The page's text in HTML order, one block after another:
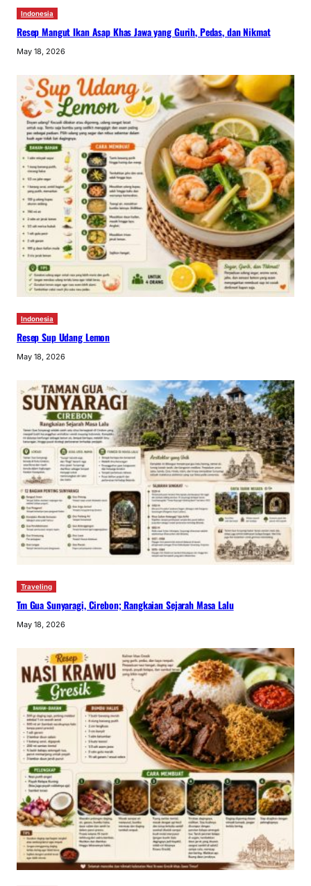
Indonesia
Resep Mangut Ikan Asap Khas Jawa yang Gurih, Pedas, dan Nikmat
May 18, 2026
Indonesia
Resep Sup Udang Lemon
May 18, 2026
Traveling
Tm Gua Sunyaragi, Cirebon; Rangkaian Sejarah Masa Lalu
May 18, 2026